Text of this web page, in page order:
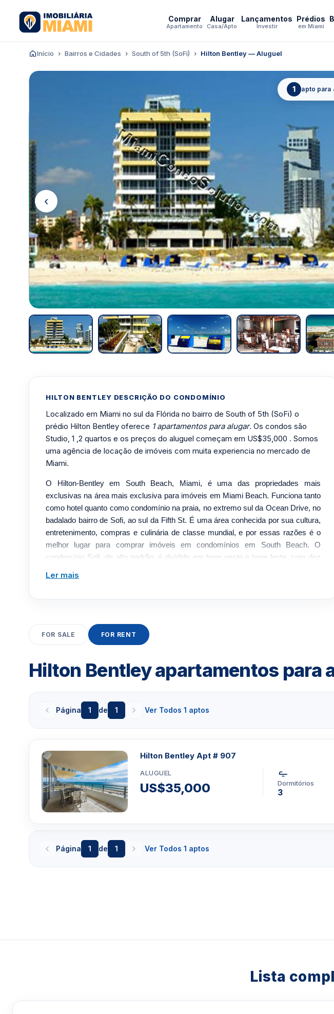
Comprar
Apartamento
Alugar
Casa/Apto
Lançamentos
Investir
Prédios
em Miami
Início Bairros e Cidades South of 5th (SoFi) Hilton Bentley — Aluguel
1 apto para
‹
HILTON BENTLEY DESCRIÇÃO DO CONDOMÍNIO
Localizado em Miami no sul da Flórida no bairro de South of 5th (SoFi) o
prédio Hilton Bentley oferece 1 apartamentos para alugar. Os condos são
Studio, 1 ,2 quartos e os preços do aluguel começam em US$35,000 . Somos
uma agência de locação de imóveis com muita experiencia no mercado de
Miami.
O Hilton-Bentley em South Beach, Miami, é uma das propriedades mais
exclusivas na área mais exclusiva para imóveis em Miami Beach. Funciona tanto
como hotel quanto como condomínio na praia, no extremo sul da Ocean Drive, no
badalado bairro de Sofi, ao sul da Fifth St. É uma área conhecida por sua cultura,
entretenimento, compras e culinária de classe mundial, e por essas razões é o
melhor lugar para comprar imóveis em condomínios em South Beach. O
condomínio Sofi, de alto padrão, é dividido em torre oeste e torre leste, com dez
Construído em 2004 pela WSG Development, com base em projetos da
Recursos e comodidades do Hilton-Bentley
italianos. A privacidade é mantida com apenas três a quatro unidades por andar.
eletrodomésticos em aço inoxidável, armários Nolte Kitchens e bancadas em
condomínio Sofi incluem duas piscinas com borda infinita no segundo nível,
jardins elaborados e vários terraços. A propriedade também abriga restaurantes e
oferece aulas de ginástica e estacionamento com manobrista. A segurança é 24
horas e o estacionamento é coberto e seguro. Para quem procura viver a vida
nobre, o Hilton-Bentley é um imóvel ideal em South Beach.
Essa página e atualizada diariamente com alugueis com contrato de no
minimo de 3 a 12 meses. Esse condomínio que e localizado em South of 5th
(SoFi) pode oferer ou nao oferecer aluguel para temporada
procura alugar por umtempo menor que 1 meses, entre aqui.
Ler mais
FOR SALE FOR RENT
Hilton Bentley apartamentos para
Página 1 de 1 Ver Todos 1 aptos
Hilton Bentley Apt # 907
ALUGUEL
US$35,000 Dormitórios
3
Página 1 de 1 Ver Todos 1 aptos
Lista